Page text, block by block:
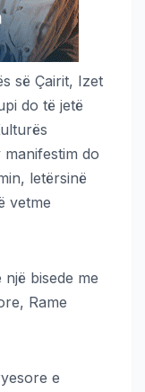
së Çairit, Izet
do të jetë
manifestim do
letërsinë
vetme
bisede me
Rame
e